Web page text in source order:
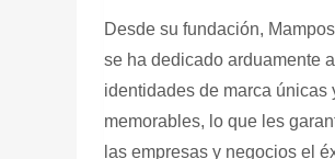
Desde su fundación,
se ha dedicado arduamente
identidades de marca únicas
memorables, lo que les
las empresas y negocios el